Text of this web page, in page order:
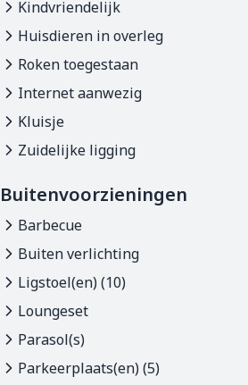
Kindvriendelijk
Huisdieren in overleg
Roken toegestaan
Internet aanwezig
Kluisje
Zuidelijke ligging
Buitenvoorzieningen
Barbecue
Buiten verlichting
Ligstoel(en) (10)
Loungeset
Parasol(s)
Parkeerplaats(en) (5)